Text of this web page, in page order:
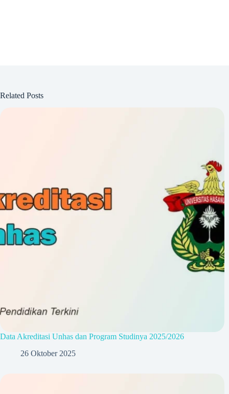
Related Posts
Data Akreditasi Unhas dan Program Studinya 2025/2026
26 Oktober 2025